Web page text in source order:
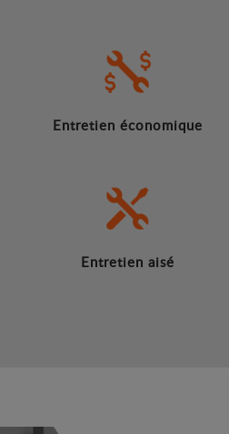
Entretien économique
Entretien aisé